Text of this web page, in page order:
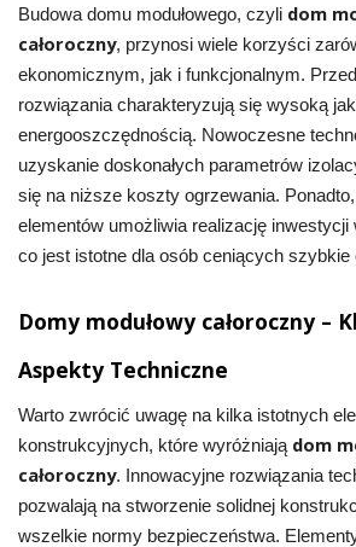
Budowa domu modułowego, czyli dom
całoroczny, przynosi wiele korzyści
ekonomicznym, jak i funkcjonalnym.
rozwiązania charakteryzują się wysoką
energooszczędnością. Nowoczesne
uzyskanie doskonałych parametrów
się na niższe koszty ogrzewania.
elementów umożliwia realizację
co jest istotne dla osób ceniących szybkie
Domy modułowy całoroczny –
Aspekty Techniczne
Warto zwrócić uwagę na kilka istotnych
konstrukcyjnych, które wyróżniają dom
całoroczny. Innowacyjne rozwiązania
pozwalają na stworzenie solidnej
wszelkie normy bezpieczeństwa.